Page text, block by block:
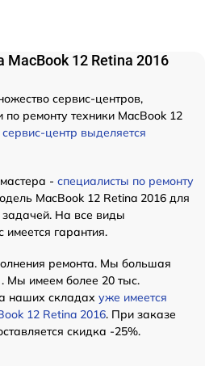
12 Retina 2016
сервис-центров,
ремонту техники MacBook 12
центр выделяется
- специалисты по ремонту
MacBook 12 Retina 2016 для
задачей. На все виды
гарантия.
ремонта. Мы большая
. Мы имеем более 20 тыс.
наших складах уже имеется
12 Retina 2016. При заказе
скидка -25%.